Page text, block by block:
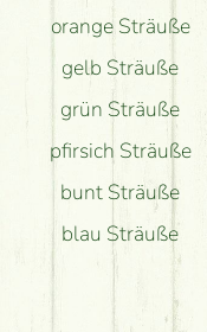
orange Sträuße
gelb Sträuße
grün Sträuße
pfirsich Sträuße
bunt Sträuße
blau Sträuße